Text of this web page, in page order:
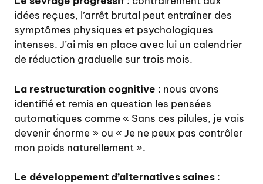
idées reçues, l’arrêt brutal peut entraîner des
symptômes physiques et psychologiques
intenses. J’ai mis en place avec lui un calendrier
de réduction graduelle sur trois mois.
La restructuration cognitive : nous avons
identifié et remis en question les pensées
automatiques comme « Sans ces pilules, je vais
devenir énorme » ou « Je ne peux pas contrôler
mon poids naturellement ».
Le développement d’alternatives saines :